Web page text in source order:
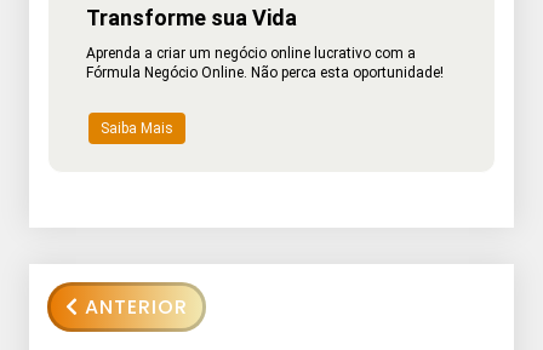
Transforme sua Vida
Aprenda a criar um negócio online lucrativo com a
Fórmula Negócio Online. Não perca esta oportunidade!
Saiba Mais
ANTERIOR